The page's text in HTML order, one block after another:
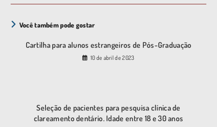
Você também pode gostar
Cartilha para alunos estrangeiros de Pós-Graduação
10 de abril de 2023
Seleção de pacientes para pesquisa clínica de
clareamento dentário. Idade entre 18 e 30 anos